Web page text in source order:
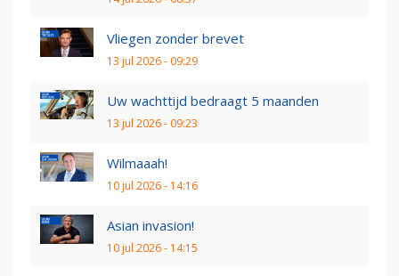
Vliegen zonder brevet
13 jul 2026 - 09:29
Uw wachttijd bedraagt 5 maanden
13 jul 2026 - 09:23
Wilmaaah!
10 jul 2026 - 14:16
Asian invasion!
10 jul 2026 - 14:15